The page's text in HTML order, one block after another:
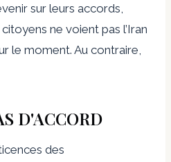
sur leurs accords,
ne voient pas l’Iran
le moment. Au contraire,
D'ACCORD
des